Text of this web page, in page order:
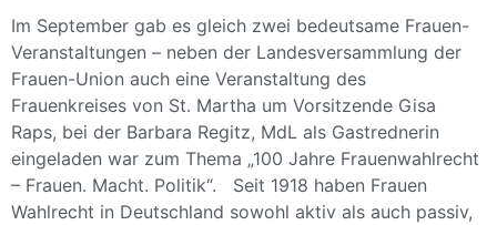
Im September gab es gleich zwei bedeutsame Frauen-
Veranstaltungen – neben der Landesversammlung der
Frauen-Union auch eine Veranstaltung des
Frauenkreises von St. Martha um Vorsitzende Gisa
Raps, bei der Barbara Regitz, MdL als Gastrednerin
eingeladen war zum Thema „100 Jahre Frauenwahlrecht
– Frauen. Macht. Politik“. Seit 1918 haben Frauen
Wahlrecht in Deutschland sowohl aktiv als auch passiv,